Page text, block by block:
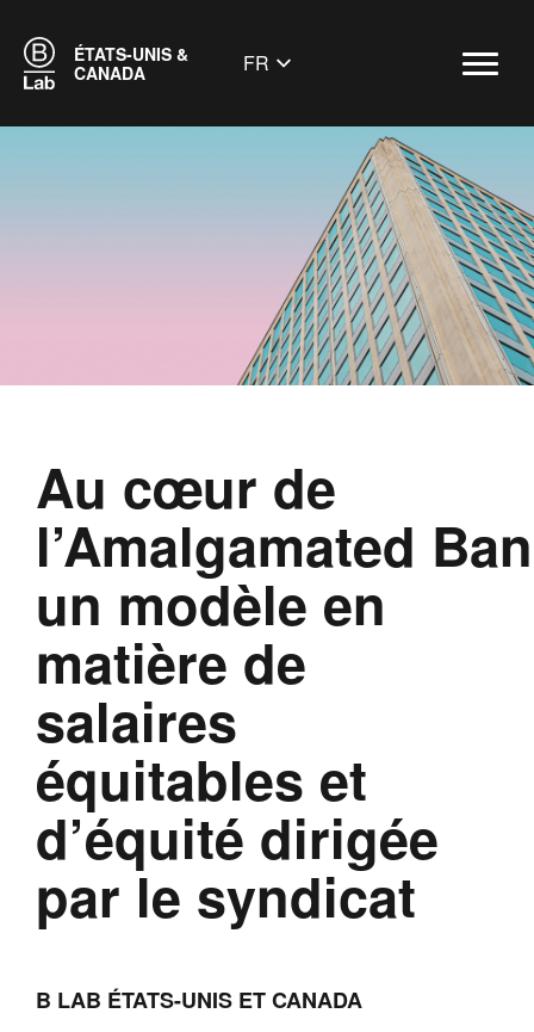
ÉTATS-UNIS &
CANADA
FR
Au cœur de
l’Amalgamated
un modèle en
matière de
salaires
équitables et
d’équité dirigée
par le syndicat
B LAB ÉTATS-UNIS ET CANADA